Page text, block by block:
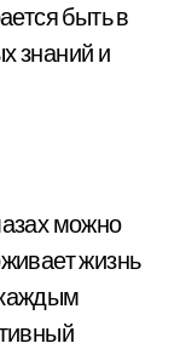
быть в
знаний и
можно
жизнь